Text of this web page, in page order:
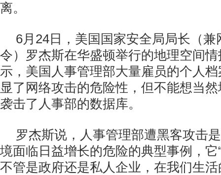
离。
6月24日，美国国家安全局局长（
令）罗杰斯在华盛顿举行的地理空间
示，美国人事管理部大量雇员的个人
显了网络攻击的危险性，但不能想当
袭击了人事部的数据库。
罗杰斯说，人事管理部遭黑客攻击
境面临日益增长的危险的典型事例，
不管是政府还是私人企业，在我们生